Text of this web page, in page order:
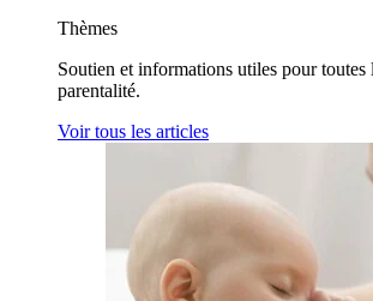
Thèmes
Soutien et informations utiles pour toutes
parentalité.
Voir tous les articles